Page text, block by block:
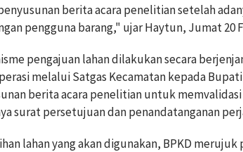
berita acara penelitian setelah
pengguna barang," ujar Haytun, Jumat 20
pengajuan lahan dilakukan secara
melalui Satgas Kecamatan kepada
berita acara penelitian untuk
surat persetujuan dan penandatanganan
lahan yang akan digunakan, BPKD merujuk